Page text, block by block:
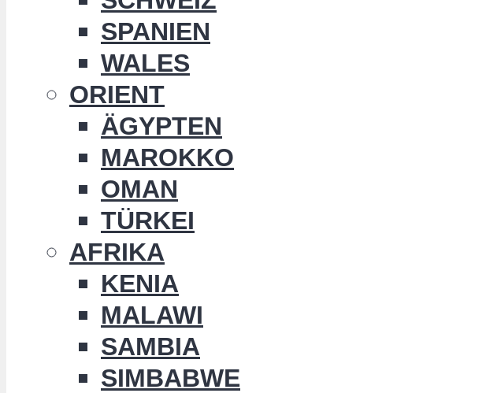
SPANIEN
WALES
ORIENT
ÄGYPTEN
MAROKKO
OMAN
TÜRKEI
AFRIKA
KENIA
MALAWI
SAMBIA
SIMBABWE